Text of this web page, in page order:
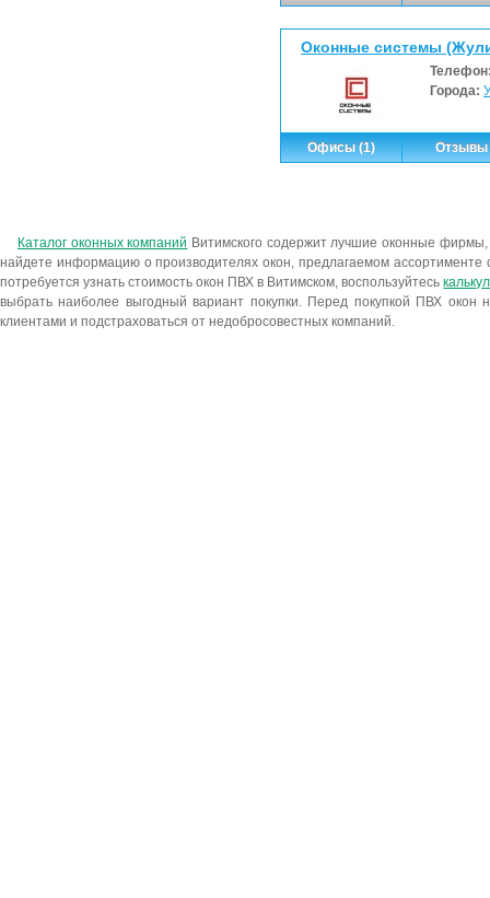
Оконные системы
Города:
Офисы (1) Отзывы
Каталог оконных компаний Витимского содержит лучшие оконные
найдете информацию о производителях окон, предлагаемом
потребуется узнать стоимость окон ПВХ в Витимском, воспользуйтесь
выбрать наиболее выгодный вариант покупки. Перед покупкой ПВХ окон
клиентами и подстраховаться от недобросовестных компаний.